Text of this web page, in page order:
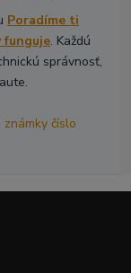
Poradíme ti
funguje. Každú
správnosť,
číslo